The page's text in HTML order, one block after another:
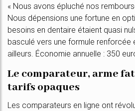
« Nous avons épluché nos
Nous dépensions une fortune en
besoins en dentaire étaient quasi
basculé vers une formule renforcée
ailleurs. Économie annuelle : 350
Le comparateur, arme
tarifs opaques
Les comparateurs en ligne ont